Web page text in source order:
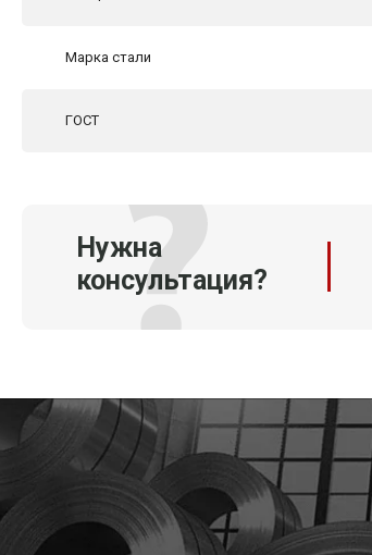
Марка стали
ГОСТ
Нужна
консультация?